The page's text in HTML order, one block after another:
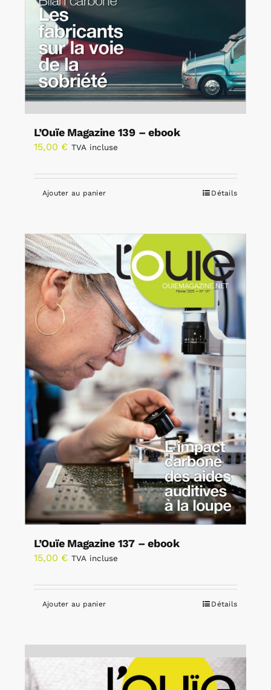
L’Ouïe Magazine 139 – ebook
15,00 € TVA incluse
Ajouter au panier Détails
L’Ouïe Magazine 137 – ebook
15,00 € TVA incluse
Ajouter au panier Détails